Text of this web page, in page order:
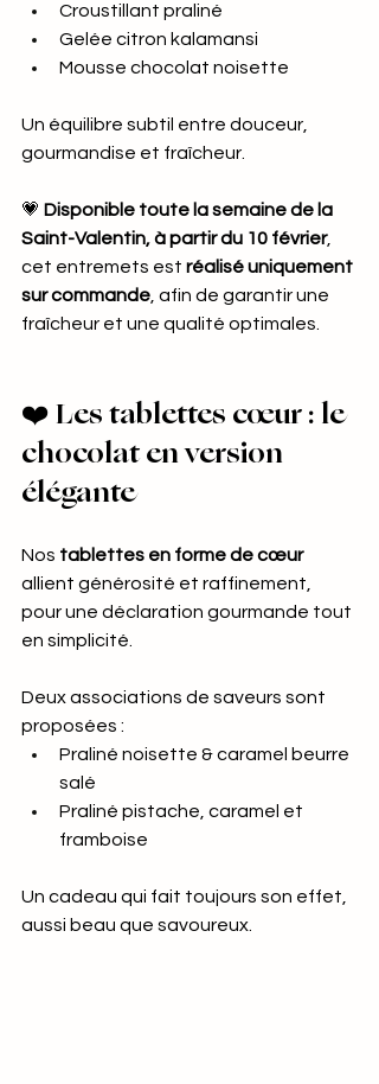
Croustillant praliné
Gelée citron kalamansi
Mousse chocolat noisette
Un équilibre subtil entre douceur,
gourmandise et fraîcheur.
💗 Disponible toute la semaine de la
Saint-Valentin, à partir du 10 février,
cet entremets est réalisé uniquement
sur commande, afin de garantir une
fraîcheur et une qualité optimales.
❤️ Les tablettes cœur : le
chocolat en version
élégante
Nos tablettes en forme de cœur
allient générosité et raffinement,
pour une déclaration gourmande tout
en simplicité.
Deux associations de saveurs sont
proposées :
Praliné noisette & caramel beurre
salé
Praliné pistache, caramel et
framboise
Un cadeau qui fait toujours son effet,
aussi beau que savoureux.